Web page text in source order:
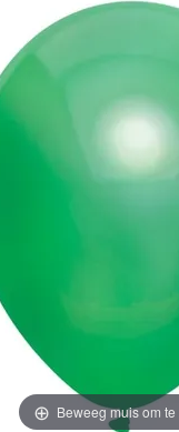
Beweeg muis om